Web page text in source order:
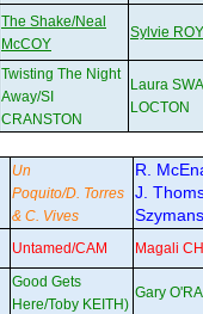
The Shake/Neal
McCOY
Sylvie ROY
Twisting The Night
Away/SI
CRANSTON
Laura
LOCTON
Un
Poquito/D. Torres
& C. Vives
R.
J.
Untamed/CAM Magali
Good Gets
Here/Toby KEITH)
Gary